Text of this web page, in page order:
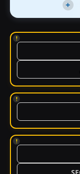
+
!
!
!